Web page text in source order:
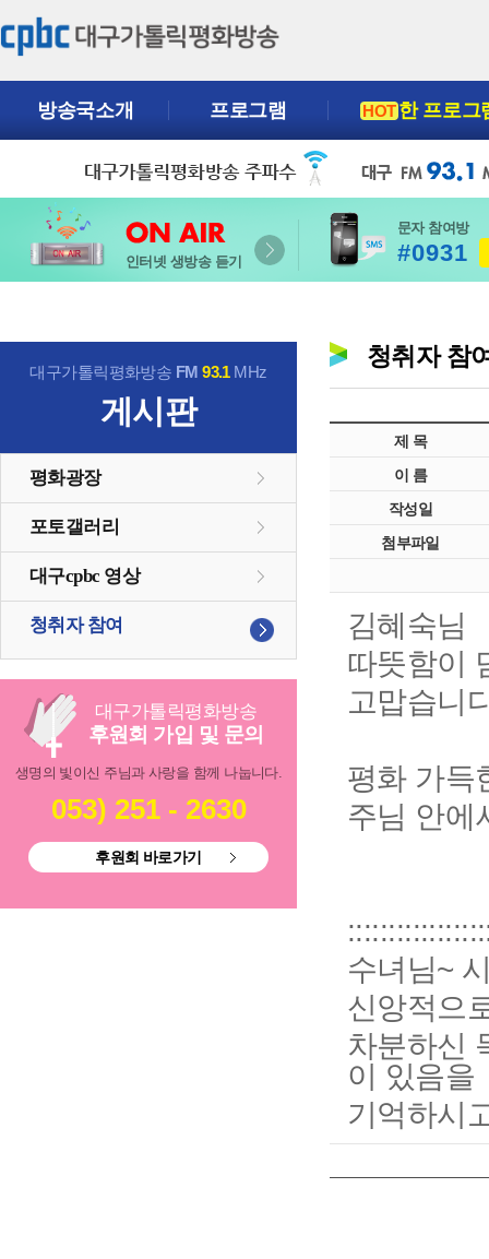
방송국소개 프로그램 HOT한 프로그
인터넷 생방송 듣기
문자 참여방
#0931
대구가톨릭평화방송 FM93.1MHz
게시판
평화광장
포토갤러리
대구cpbc 영상
청취자 참여
대구가톨릭평화방송
후원회 가입 및 문의
생명의 빛이신 주님과 사랑을 함께 나눕니다.
053) 251 - 2630
후원회 바로가기
청취자 참
제 목
이 름
작성일
첨부파일
김혜숙님
따뜻함이
고맙습니
평화 가득
주님 안에
수녀님~
신앙적으
차분하신
이 있음을
기억하시